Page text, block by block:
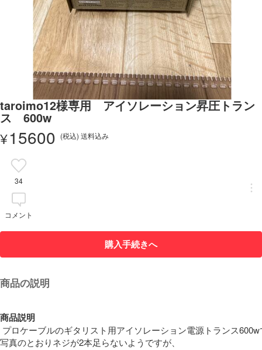
taroimo12様専用 アイソレーション昇圧トラン
ス 600w
¥15600 (税込) 送料込み
34
コメント
購入手続きへ
商品の説明
商品説明
プロケーブルのギタリスト用アイソレーション電源トランス
写真のとおりネジが2本足らないようですが、